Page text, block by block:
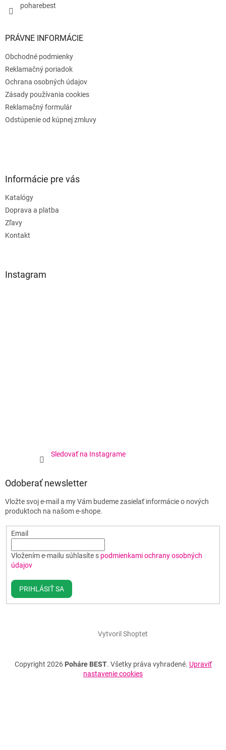
poharebest
PRÁVNE INFORMÁCIE
Obchodné podmienky
Reklamačný poriadok
Ochrana osobných údajov
Zásady používania cookies
Reklamačný formulár
Odstúpenie od kúpnej zmluvy
Informácie pre vás
Katalógy
Doprava a platba
Zľavy
Kontakt
Instagram
Sledovať na Instagrame
Odoberať newsletter
Vložte svoj e-mail a my Vám budeme zasielať informácie o nových
produktoch na našom e-shope.
Email
Vložením e-mailu súhlasíte s podmienkami ochrany osobných
údajov
PRIHLÁSIŤ SA
Vytvoril Shoptet
Copyright 2026 Poháre BEST. Všetky práva vyhradené. Upraviť
nastavenie cookies